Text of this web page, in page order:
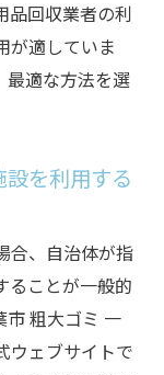
品回収業者の利
が適していま
最適な方法を選
を利用する
合、自治体が指
ることが一般的
市 粗大ゴミ 一
ウェブサイトで